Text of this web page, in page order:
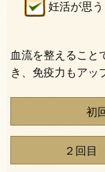
妊活が思
血流を整えること
き、免疫力もアッ
初
２回目